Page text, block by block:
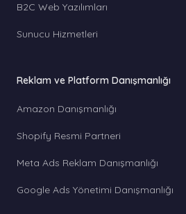
B2C Web Yazılımları
Sunucu Hizmetleri
Reklam ve Platform Danışmanlığı
Amazon Danışmanlığı
Shopify Resmi Partneri
Meta Ads Reklam Danışmanlığı
Google Ads Yönetimi Danışmanlığı